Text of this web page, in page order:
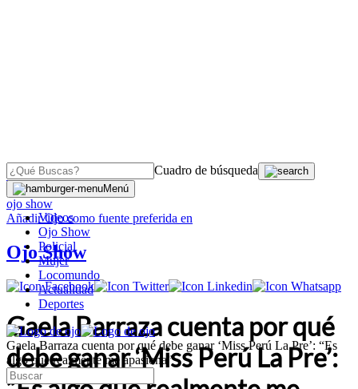
Cuadro de búsqueda
Menú
Videos
Ojo Show
Policial
Mujer
Locomundo
Actualidad
Deportes
Gaela Barraza cuenta por qué debe ganar ‘Miss Perú La Pre’: “Es
algo que realmente me apasiona”
OJO
ojo show
AñadirOjocomo fuente preferida en
Ojo Show
Gaela Barraza cuenta por qué
debe ganar ‘Miss Perú La Pre’: